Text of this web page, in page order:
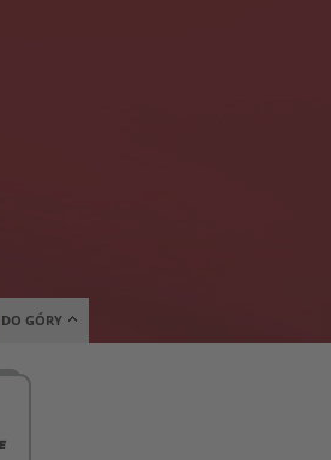
DO GÓRY